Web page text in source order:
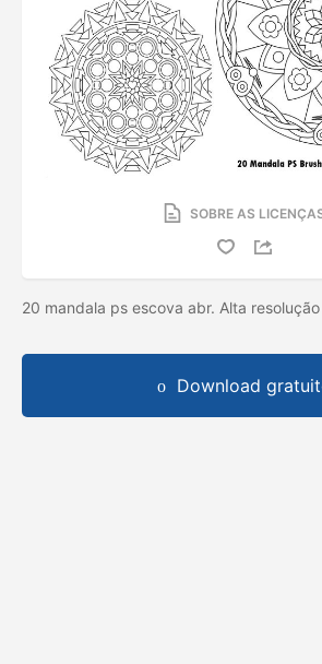
SOBRE AS
20 mandala ps escova abr. Alta
Download